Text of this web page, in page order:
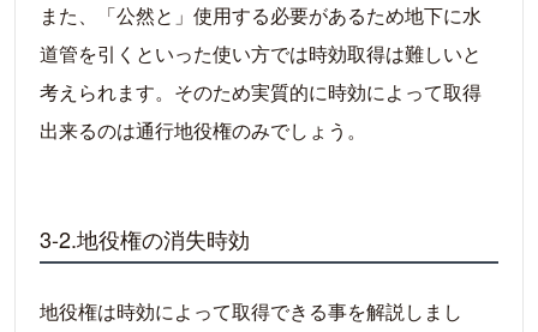
また、「公然と」使用する必要があるため地下に水
道管を引くといった使い方では時効取得は難しいと
考えられます。そのため実質的に時効によって取得
出来るのは通行地役権のみでしょう。
3-2.地役権の消失時効
地役権は時効によって取得できる事を解説しまし